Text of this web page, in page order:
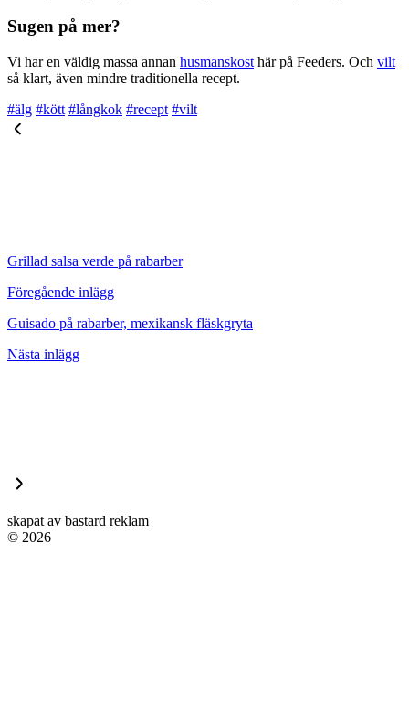
Sugen på mer?
Vi har en väldig massa annan husmanskost här på Feeders. Och vilt
så klart, även mindre traditionella recept.
#älg #kött #långkok #recept #vilt
Grillad salsa verde på rabarber
Föregående inlägg
Guisado på rabarber, mexikansk fläskgryta
Nästa inlägg
skapat av bastard reklam
© 2026